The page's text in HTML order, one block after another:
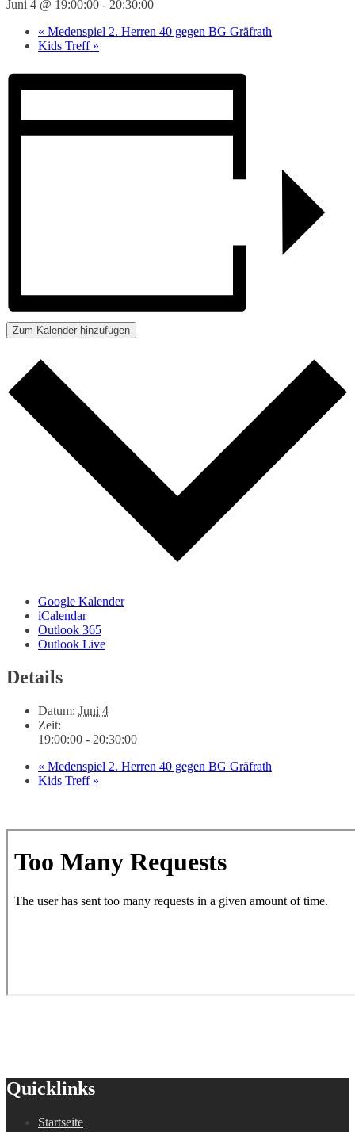
Juni 4 @ 19:00:00 - 20:30:00
« Medenspiel 2. Herren 40 gegen BG Gräfrath
Kids Treff »
Zum Kalender hinzufügen
Google Kalender
iCalendar
Outlook 365
Outlook Live
Details
Datum: Juni 4
Zeit:
19:00:00 - 20:30:00
« Medenspiel 2. Herren 40 gegen BG Gräfrath
Kids Treff »
Quicklinks
Startseite